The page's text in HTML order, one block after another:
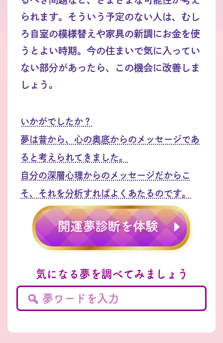
られます。そういう予定のない人は、むし
ろ自室の模様替えや家具の新調にお金を使
うとよい時期。今の住まいで気に入ってい
ない部分があったら、この機会に改善しま
しょう。
いかがでしたか？
夢は昔から、心の奥底からのメッセージであ
ると考えられてきました。
自分の深層心理からのメッセージだからこ
そ、それを分析すればよくあたるのです。
気になる夢を調べてみましょう